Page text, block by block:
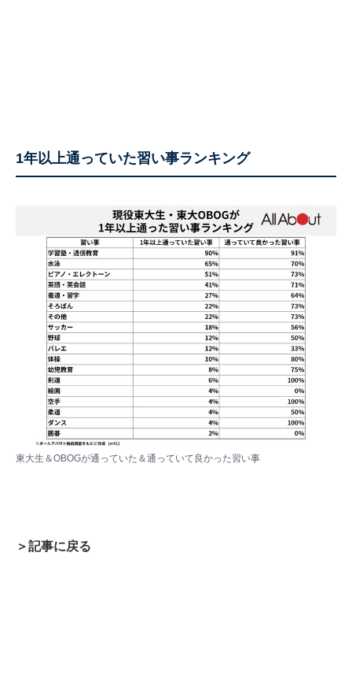
1年以上通っていた習い事ランキング
東大生＆OBOGが通っていた＆通っていて良かった習い事
＞記事に戻る